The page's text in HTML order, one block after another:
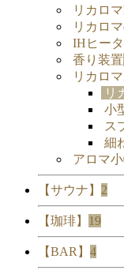
リカロ
リカロ
IHヒー
香り装置
リカロ
リ
小
ス
細
アロマ
【サウナ】 2
【珈琲】 19
【BAR】 4